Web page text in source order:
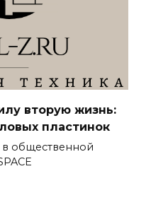
вторую жизнь:
пластинок
в общественной